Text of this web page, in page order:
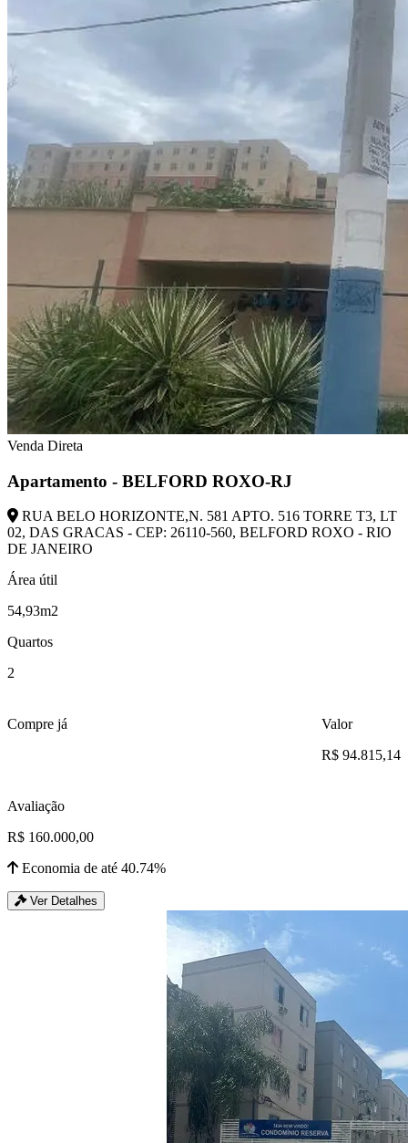
Venda Direta
Apartamento - BELFORD ROXO-RJ
RUA BELO HORIZONTE,N. 581 APTO. 516 TORRE T3, LT
02, DAS GRACAS - CEP: 26110-560, BELFORD ROXO - RIO
DE JANEIRO
Área útil
54,93m2
Quartos
2
Compre já
Valor
R$ 94.815,14
Avaliação
R$ 160.000,00
Economia de até 40.74%
Ver Detalhes